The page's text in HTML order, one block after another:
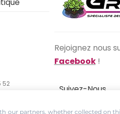
52
Rejoignez nous
Facebook!
Suivez-Nous
Facebook
our partners, whether collected on